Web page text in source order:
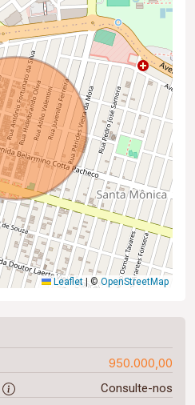
Leaflet © OpenStreetMap
950.000,00
Consulte-nos